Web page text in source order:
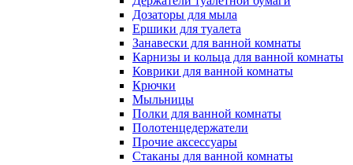
Дозаторы для мыла
Ершики для туалета
Занавески для ванной комнаты
Карнизы и кольца для ванной комнаты
Коврики для ванной комнаты
Крючки
Мыльницы
Полки для ванной комнаты
Полотенцедержатели
Прочие аксессуары
Стаканы для ванной комнаты